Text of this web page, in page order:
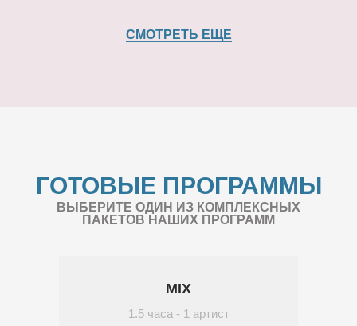
СМОТРЕТЬ ЕЩЕ
ГОТОВЫЕ ПРОГРАММЫ
ВЫБЕРИТЕ ОДИН ИЗ КОМПЛЕКСНЫХ
ПАКЕТОВ НАШИХ ПРОГРАММ
MIX
1.5 часа - 1 артист